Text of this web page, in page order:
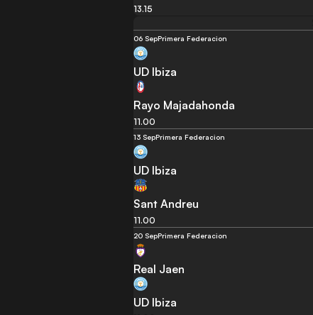
13.15
06 SepPrimera Federacion
UD Ibiza
Rayo Majadahonda
11.00
13 SepPrimera Federacion
UD Ibiza
Sant Andreu
11.00
20 SepPrimera Federacion
Real Jaen
UD Ibiza